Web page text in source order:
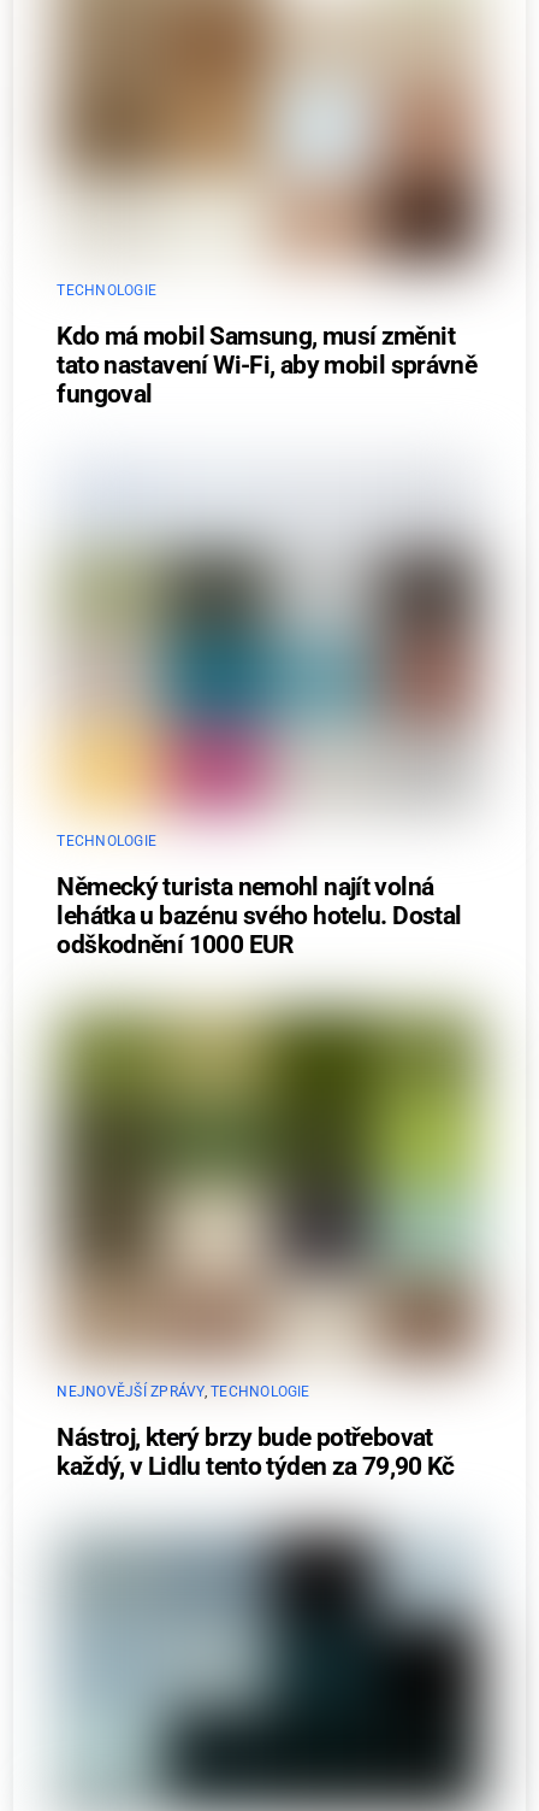
TECHNOLOGIE
Kdo má mobil Samsung, musí změnit
tato nastavení Wi-Fi, aby mobil správně
fungoval
TECHNOLOGIE
Německý turista nemohl najít volná
lehátka u bazénu svého hotelu. Dostal
odškodnění 1000 EUR
NEJNOVĚJŠÍ ZPRÁVY,TECHNOLOGIE
Nástroj, který brzy bude potřebovat
každý, v Lidlu tento týden za 79,90 Kč